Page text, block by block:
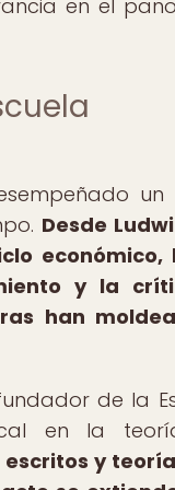
en el
un
Desde
económico,
y la
han
de la
en la
escritos y